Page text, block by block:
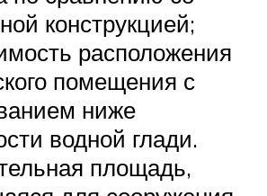
конструкцией;
расположения
помещения с
ниже
водной глади.
площадь,